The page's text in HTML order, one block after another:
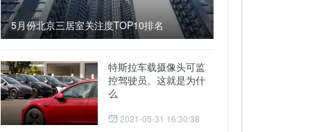
5月份北京三居室关注度TOP10排名
特斯拉车载摄像头可监
控驾驶员。这就是为什
么
2021-05-31 16:30:38